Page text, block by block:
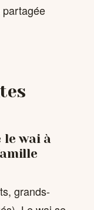
wai à
grands-